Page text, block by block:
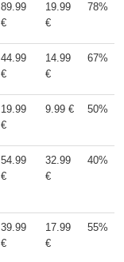
89.99
€
19.99
€
78%
44.99
€
14.99
€
67%
19.99
€
9.99 € 50%
54.99
€
32.99
€
40%
39.99
€
17.99
€
55%